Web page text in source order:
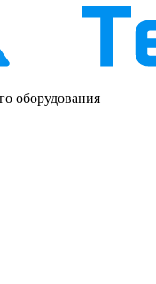
оборудования